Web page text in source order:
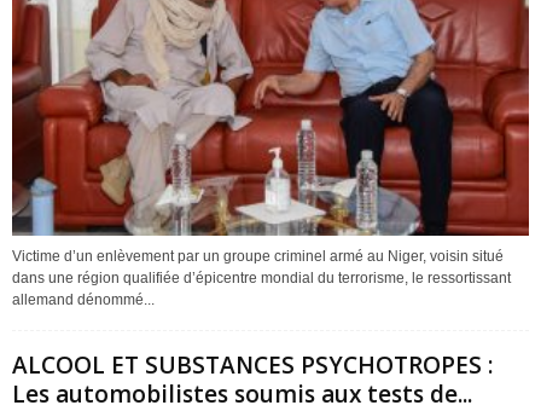
Victime d’un enlèvement par un groupe criminel armé au Niger, voisin situé
dans une région qualifiée d’épicentre mondial du terrorisme, le ressortissant
allemand dénommé...
ALCOOL ET SUBSTANCES PSYCHOTROPES :
Les automobilistes soumis aux tests de...